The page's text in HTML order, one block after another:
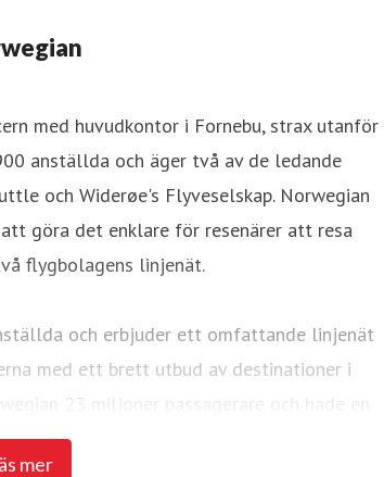
mer
med huvudkontor i Fornebu, strax utanför
anställda och äger två av de ledande
och Widerøe's Flyveselskap. Norwegian
göra det enklare för resenärer att resa
flygbolagens linjenät.
och erbjuder ett omfattande linjenät
med ett brett utbud av destinationer i
23 miljoner passagerare och hade en
800 och 737 MAX 8-plan.